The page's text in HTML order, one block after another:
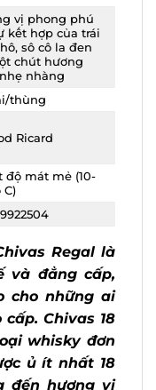
vị phong phú
kết hợp của trái
sô cô la đen
chút hương
nhàng
thùng
Ricard
độ mát mẻ (10-
Regal là
đẳng cấp,
những ai
cấp. Chivas
loại whisky
được ủ ít
mang đến